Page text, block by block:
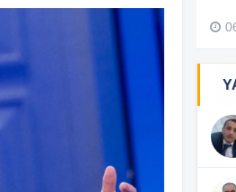
16:21